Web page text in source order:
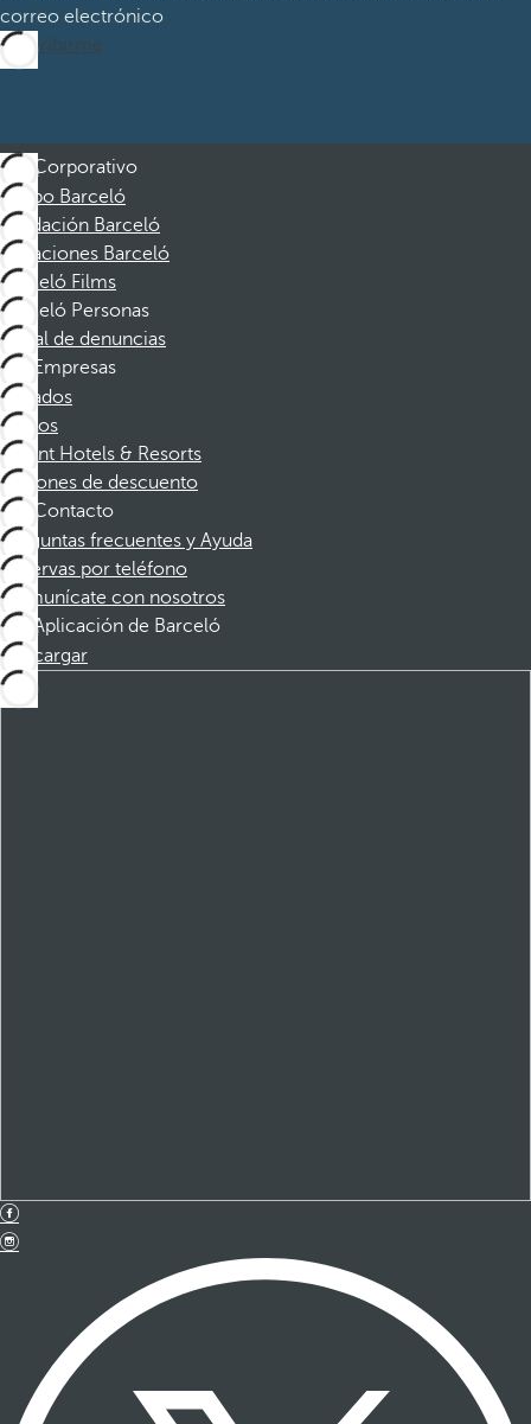
correo electrónico
Suscribirme
Corporativo
Grupo Barceló
Fundación Barceló
Vacaciones Barceló
Barceló Films
Barceló Personas
Canal de denuncias
Empresas
Afiliados
Socios
Dorint Hotels & Resorts
Cupones de descuento
Contacto
Preguntas frecuentes y Ayuda
Reservas por teléfono
Comunícate con nosotros
Aplicación de Barceló
Descargar